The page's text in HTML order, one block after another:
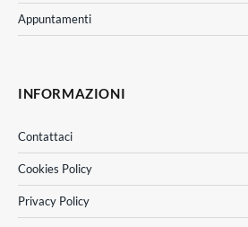
Appuntamenti
INFORMAZIONI
Contattaci
Cookies Policy
Privacy Policy